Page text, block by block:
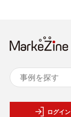
ログイン